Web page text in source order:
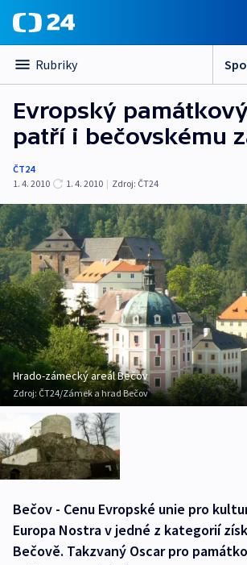
Rubriky
Evropský
patří i bečovskému
ČT24
1. 4. 2010
1. 4. 2010 | Zdroj: ČT24
Hrado-zámecký areál Bečov
Zdroj: ČT24/Zámek a hrad Bečov
Bečov - Cenu Evropské unie pro
Europa Nostra v jedné z kategorií
Bečově. Takzvaný Oscar pro